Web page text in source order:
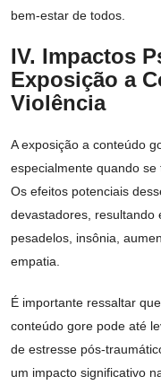
bem-estar de todos.
IV. Impactos
Exposição a
Violência
A exposição a conteúdo
especialmente quando se
Os efeitos potenciais
devastadores, resultando
pesadelos, insônia,
empatia.
É importante ressaltar
conteúdo gore pode até
de estresse pós-
um impacto significativo